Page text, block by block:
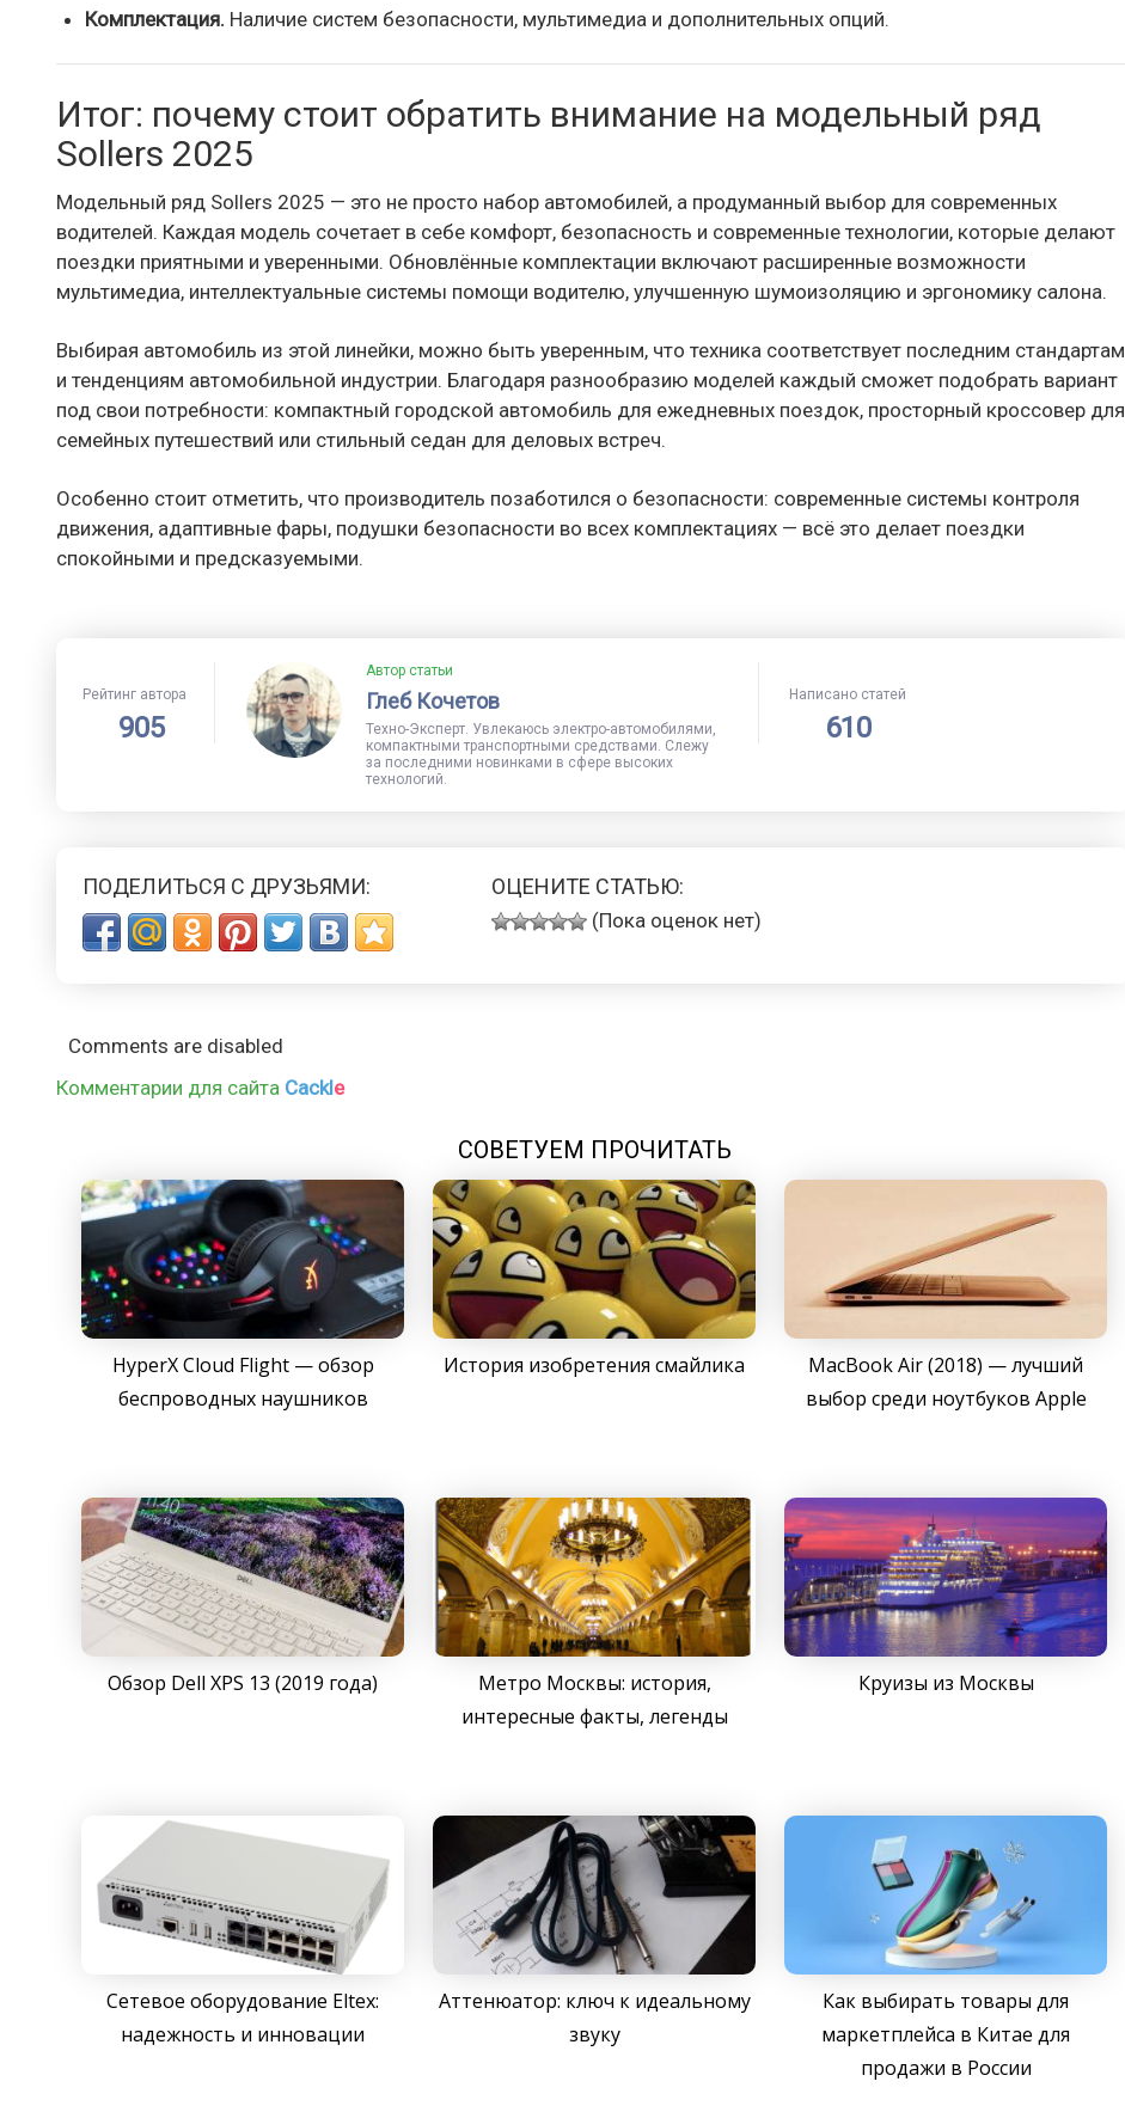
Комплектация. Наличие систем безопасности, мультимедиа и дополнительных опций.
Итог: почему стоит обратить внимание на модельный ряд
Sollers 2025
Модельный ряд Sollers 2025 — это не просто набор автомобилей, а продуманный выбор для современных
водителей. Каждая модель сочетает в себе комфорт, безопасность и современные технологии, которые делают
поездки приятными и уверенными. Обновлённые комплектации включают расширенные возможности
мультимедиа, интеллектуальные системы помощи водителю, улучшенную шумоизоляцию и эргономику салона.
Выбирая автомобиль из этой линейки, можно быть уверенным, что техника соответствует последним стандартам
и тенденциям автомобильной индустрии. Благодаря разнообразию моделей каждый сможет подобрать вариант
под свои потребности: компактный городской автомобиль для ежедневных поездок, просторный кроссовер для
семейных путешествий или стильный седан для деловых встреч.
Особенно стоит отметить, что производитель позаботился о безопасности: современные системы контроля
движения, адаптивные фары, подушки безопасности во всех комплектациях — всё это делает поездки
спокойными и предсказуемыми.
Рейтинг автора
905
Автор статьи
Глеб Кочетов
Техно-Эксперт. Увлекаюсь электро-автомобилями,
компактными транспортными средствами. Слежу
за последними новинками в сфере высоких
технологий.
Написано статей
610
ПОДЕЛИТЬСЯ С ДРУЗЬЯМИ: ОЦЕНИТЕ СТАТЬЮ:
(Пока оценок нет)
Comments are disabled
Комментарии для сайта Cackle
СОВЕТУЕМ ПРОЧИТАТЬ
HyperX Cloud Flight — обзор
беспроводных наушников
История изобретения смайлика
MacBook Air (2018) — лучший
выбор среди ноутбуков Apple
Обзор Dell XPS 13 (2019 года)
Метро Москвы: история,
интересные факты, легенды
Круизы из Москвы
Сетевое оборудование Eltex:
надежность и инновации
Аттенюатор: ключ к идеальному
звуку
Как выбирать товары для
маркетплейса в Китае для
продажи в России